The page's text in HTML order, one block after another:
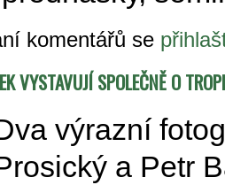
komentářů se
VYSTAVUJÍ SPOLEČNĚ O
výrazní
a Petr